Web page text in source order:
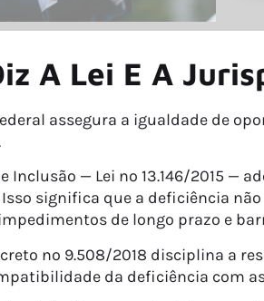
A Lei E A
assegura a igualdade de
Inclusão — Lei nº 13.146/2015 —
significa que a deficiência
de longo prazo e
nº 9.508/2018 disciplina a
da deficiência com